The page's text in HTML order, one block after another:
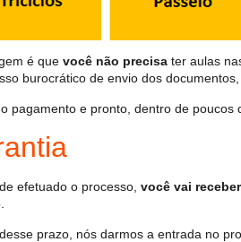
é que você não precisa ter aulas
burocrático de envio dos
pagamento e pronto, dentro de
efetuado o processo, você vai
prazo, nós darmos a entrada no